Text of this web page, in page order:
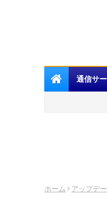
通信サ
ホーム アップデ